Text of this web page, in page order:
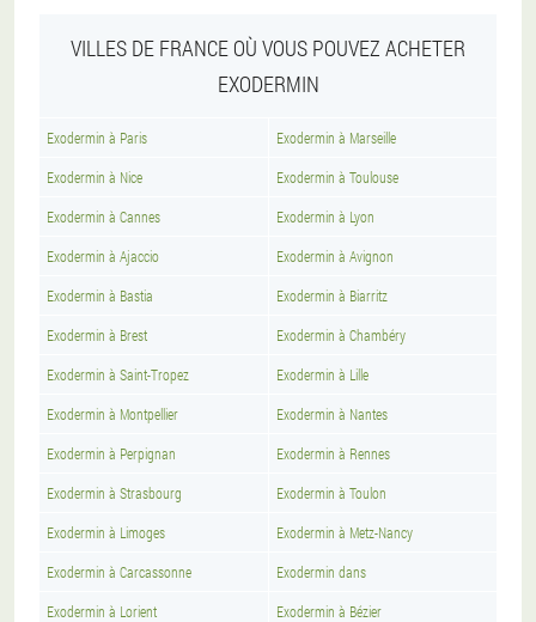
VILLES DE FRANCE OÙ VOUS POUVEZ ACHETER
EXODERMIN
Exodermin à Paris Exodermin à Marseille
Exodermin à Nice Exodermin à Toulouse
Exodermin à Cannes Exodermin à Lyon
Exodermin à Ajaccio Exodermin à Avignon
Exodermin à Bastia Exodermin à Biarritz
Exodermin à Brest Exodermin à Chambéry
Exodermin à Saint-Tropez Exodermin à Lille
Exodermin à Montpellier Exodermin à Nantes
Exodermin à Perpignan Exodermin à Rennes
Exodermin à Strasbourg Exodermin à Toulon
Exodermin à Limoges Exodermin à Metz-Nancy
Exodermin à Carcassonne Exodermin dans
Exodermin à Lorient Exodermin à Bézier